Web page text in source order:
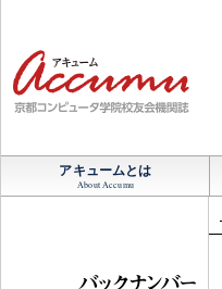
アキュームとは
About Accumu